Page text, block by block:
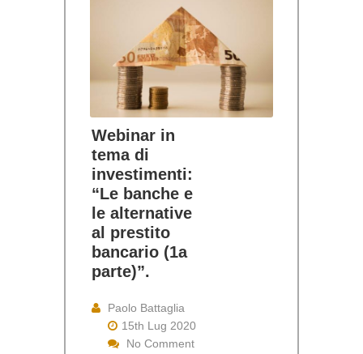
Webinar in
tema di
investimenti:
“Le banche e
le alternative
al prestito
bancario (1a
parte)”.
Paolo Battaglia
15th Lug 2020
No Comment